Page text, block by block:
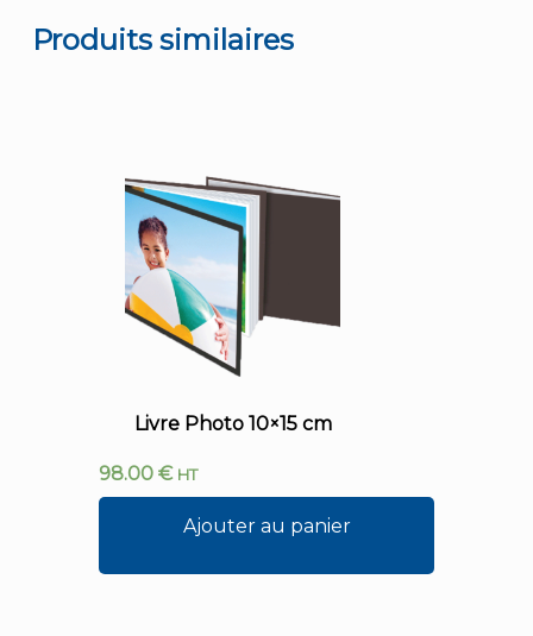
Printer
Produits similaires
Livre Photo 10×15 cm
98.00 € HT
Ajouter au panier